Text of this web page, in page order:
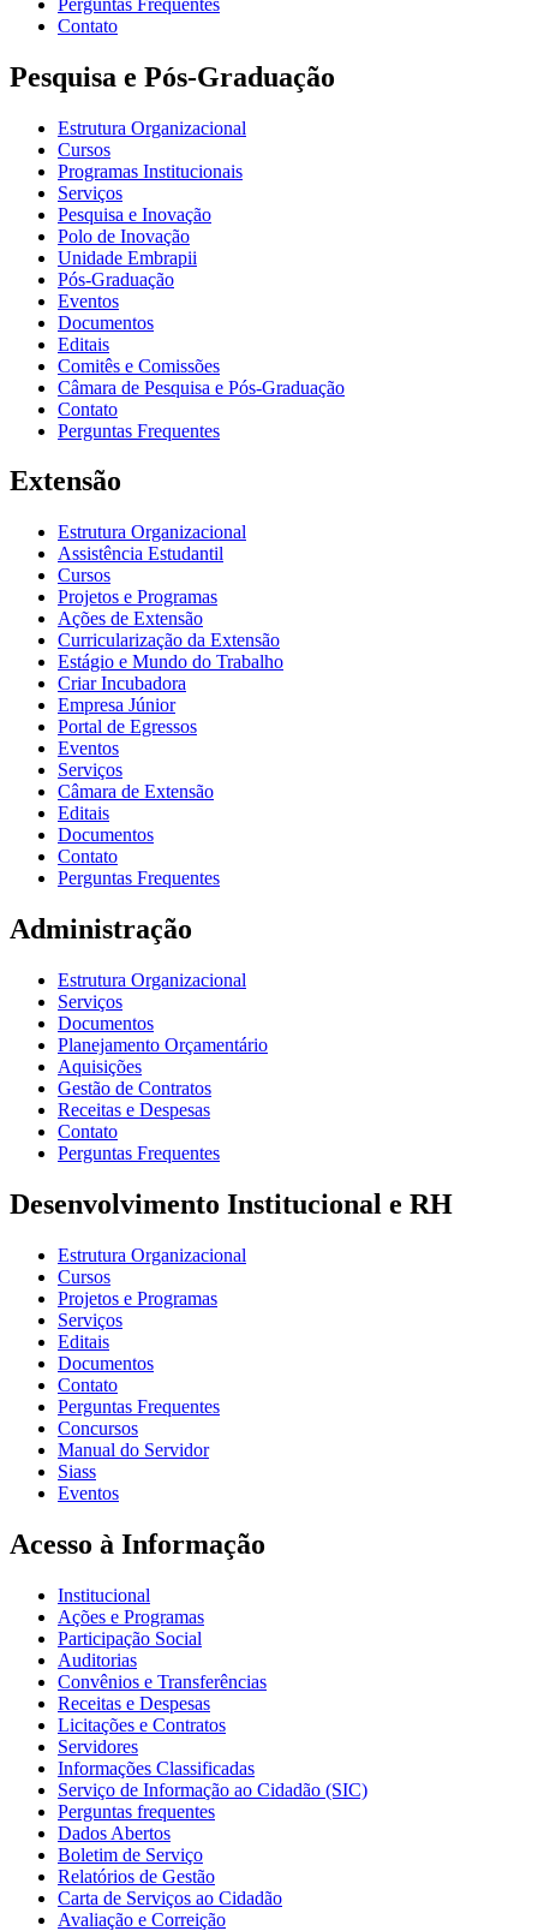
Contato
Pesquisa e Pós-Graduação
Estrutura Organizacional
Cursos
Programas Institucionais
Serviços
Pesquisa e Inovação
Polo de Inovação
Unidade Embrapii
Pós-Graduação
Eventos
Documentos
Editais
Comitês e Comissões
Câmara de Pesquisa e Pós-Graduação
Contato
Perguntas Frequentes
Extensão
Estrutura Organizacional
Assistência Estudantil
Cursos
Projetos e Programas
Ações de Extensão
Curricularização da Extensão
Estágio e Mundo do Trabalho
Criar Incubadora
Empresa Júnior
Portal de Egressos
Eventos
Serviços
Câmara de Extensão
Editais
Documentos
Contato
Perguntas Frequentes
Administração
Estrutura Organizacional
Serviços
Documentos
Planejamento Orçamentário
Aquisições
Gestão de Contratos
Receitas e Despesas
Contato
Perguntas Frequentes
Desenvolvimento Institucional e RH
Estrutura Organizacional
Cursos
Projetos e Programas
Serviços
Editais
Documentos
Contato
Perguntas Frequentes
Concursos
Manual do Servidor
Siass
Eventos
Acesso à Informação
Institucional
Ações e Programas
Participação Social
Auditorias
Convênios e Transferências
Receitas e Despesas
Licitações e Contratos
Servidores
Informações Classificadas
Serviço de Informação ao Cidadão (SIC)
Perguntas frequentes
Dados Abertos
Boletim de Serviço
Relatórios de Gestão
Carta de Serviços ao Cidadão
Avaliação e Correição